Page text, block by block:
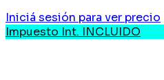
Iniciá sesión para ver precio
Impuesto Int. INCLUIDO